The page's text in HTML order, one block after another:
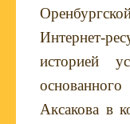
Интернет-
историей
Аксакова в